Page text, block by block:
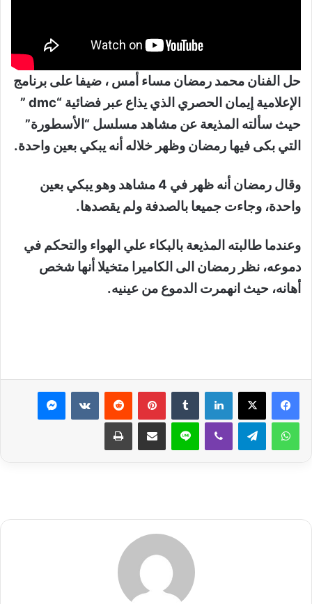
حل الفنان محمد رمضان مساء أمس ، ضيفا على برنامج
الإعلامية إيمان الحصري الذي يذاع عبر فضائية “dmc ”
حيث سألته المذيعة عن مشاهد مسلسل “الأسطورة”
التي بكى فيها رمضان وظهر خلاله أنه يبكي بعين واحدة.
وقال رمضان أنه ظهر في 4 مشاهد وهو يبكي بعين
واحدة، وجاءت جميعا بالصدفة ولم يقصدها.
وعندما طالبته المذيعة بالبكاء علي الهواء والتحكم في
دموعه، نظر رمضان الى الكاميرا متخيلا أنها شخص
أهانه، حيث انهمرت الدموع من عينيه.
لينكدإن بينتيريست ماسنجر
واتساب تيلقرام ڤايبر لاين مشاركة عبر البريد طباعة